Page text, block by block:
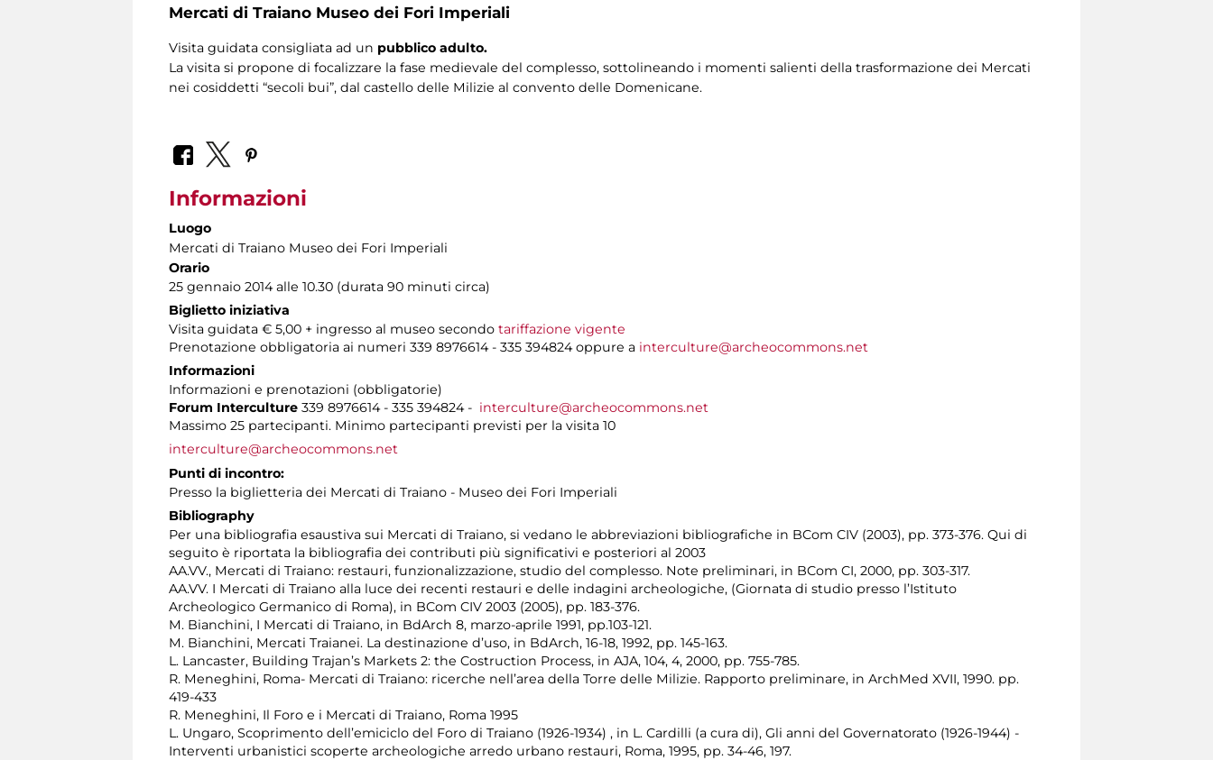
Mercati di Traiano Museo dei Fori Imperiali
Visita guidata consigliata ad un pubblico adulto.
La visita si propone di focalizzare la fase medievale del complesso, sottolineando i momenti salienti della trasformazione dei Mercati
nei cosiddetti “secoli bui”, dal castello delle Milizie al convento delle Domenicane.
Informazioni
Luogo
Mercati di Traiano Museo dei Fori Imperiali
Orario
25 gennaio 2014 alle 10.30 (durata 90 minuti circa)
Biglietto iniziativa
Visita guidata € 5,00 + ingresso al museo secondo tariffazione vigente
Prenotazione obbligatoria ai numeri 339 8976614 - 335 394824 oppure a interculture@archeocommons.net
Informazioni
Informazioni e prenotazioni (obbligatorie)
Forum Interculture 339 8976614 - 335 394824 - interculture@archeocommons.net
Massimo 25 partecipanti. Minimo partecipanti previsti per la visita 10
interculture@archeocommons.net
Punti di incontro:
Presso la biglietteria dei Mercati di Traiano - Museo dei Fori Imperiali
Bibliography
Per una bibliografia esaustiva sui Mercati di Traiano, si vedano le abbreviazioni bibliografiche in BCom CIV (2003), pp. 373-376. Qui di
seguito è riportata la bibliografia dei contributi più significativi e posteriori al 2003
AA.VV., Mercati di Traiano: restauri, funzionalizzazione, studio del complesso. Note preliminari, in BCom CI, 2000, pp. 303-317.
AA.VV. I Mercati di Traiano alla luce dei recenti restauri e delle indagini archeologiche, (Giornata di studio presso l’Istituto
Archeologico Germanico di Roma), in BCom CIV 2003 (2005), pp. 183-376.
M. Bianchini, I Mercati di Traiano, in BdArch 8, marzo-aprile 1991, pp.103-121.
M. Bianchini, Mercati Traianei. La destinazione d’uso, in BdArch, 16-18, 1992, pp. 145-163.
L. Lancaster, Building Trajan’s Markets 2: the Costruction Process, in AJA, 104, 4, 2000, pp. 755-785.
R. Meneghini, Roma- Mercati di Traiano: ricerche nell’area della Torre delle Milizie. Rapporto preliminare, in ArchMed XVII, 1990. pp.
419-433
R. Meneghini, Il Foro e i Mercati di Traiano, Roma 1995
L. Ungaro, Scoprimento dell’emiciclo del Foro di Traiano (1926-1934) , in L. Cardilli (a cura di), Gli anni del Governatorato (1926-1944) -
Interventi urbanistici scoperte archeologiche arredo urbano restauri, Roma, 1995, pp. 34-46, 197.